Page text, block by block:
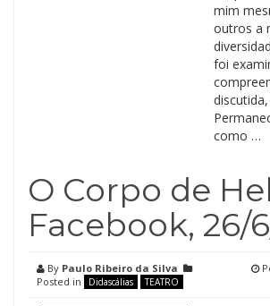
mim
outros a
foi
como …
O Corpo de
Facebook, 26/
By Paulo Ribeiro da Silva
Posted in
Didascálias TEATRO